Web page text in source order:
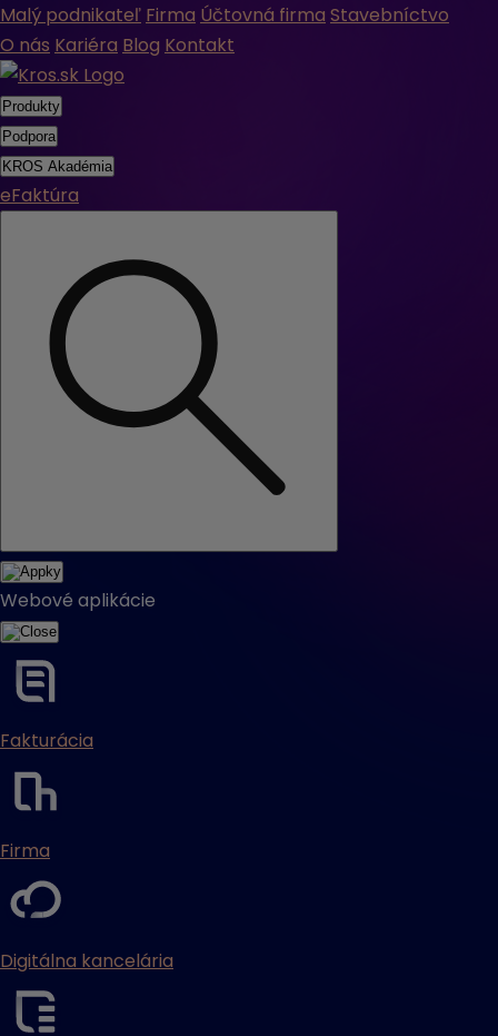
Malý podnikateľ Firma Účtovná firma Stavebníctvo
O nás Kariéra Blog Kontakt
Produkty
Podpora
KROS Akadémia
eFaktúra
Webové aplikácie
Fakturácia
Firma
Digitálna kancelária